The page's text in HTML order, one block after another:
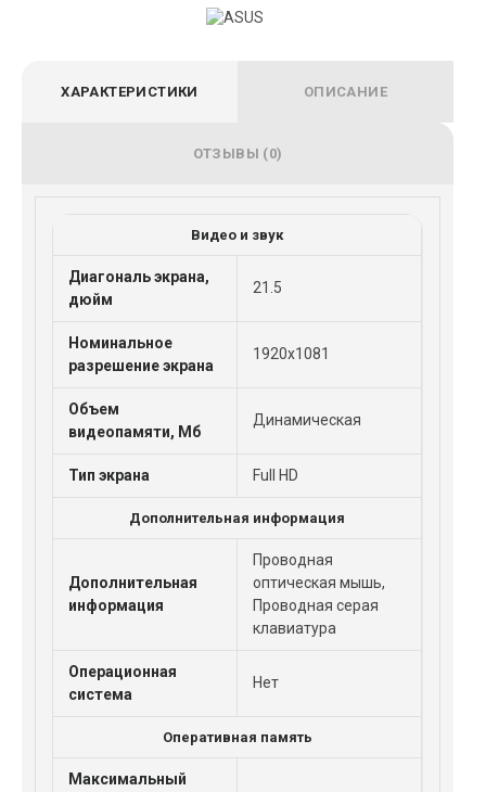
ХАРАКТЕРИСТИКИ ОПИСАНИЕ
ОТЗЫВЫ (0)
Видео и звук
Диагональ экрана,
дюйм
21.5
Номинальное
разрешение экрана
1920x1081
Объем
видеопамяти, Мб
Динамическая
Тип экрана Full HD
Дополнительная информация
Дополнительная
информация
Проводная
оптическая мышь,
Проводная серая
клавиатура
Операционная
система
Нет
Оперативная память
Максимальный